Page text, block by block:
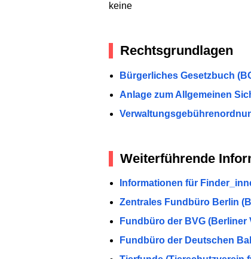
keine
Rechtsgrundlagen
Bürgerliches Gesetzbuch
Anlage zum Allgemeinen
Weiterführende
Informationen für
Zentrales Fundbüro Berlin
Fundbüro der BVG (Berliner
Fundbüro der Deutschen